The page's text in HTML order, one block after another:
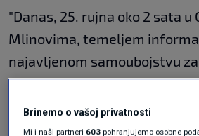
"Danas, 25. rujna oko 2 sata u
Mlinovima, temeljem
najavljenom samoubojstvu
građana zbog objava na
u stanu je pronađen 56-
je u trenutku ulaska
Brinemo o vašoj privatnosti
Mi i naši partneri 603 pohranjujemo osobne